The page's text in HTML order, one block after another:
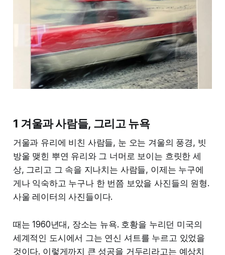
1 겨울과 사람들, 그리고 뉴욕
거울과 유리에 비친 사람들, 눈 오는 겨울의 풍경, 빗
방울 맺힌 뿌연 유리와 그 너머로 보이는 흐릿한 세
상, 그리고 그 속을 지나치는 사람들, 이제는 누구에
게나 익숙하고 누구나 한 번쯤 보았을 사진들의 원형.
사울 레이터의 사진들이다.
때는 1960년대, 장소는 뉴욕. 호황을 누리던 미국의
세계적인 도시에서 그는 연신 셔트를 누르고 있었을
것이다. 이렇게까지 큰 성공을 거두리라고는 예상치